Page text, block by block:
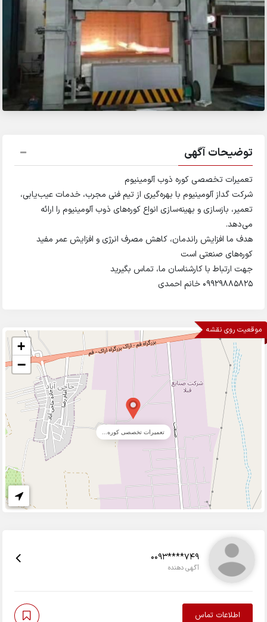
توضیحات آگهی
تعمیرات تخصصی کوره ذوب آلومینیوم
شرکت گداز آلومینیوم با بهره‌گیری از تیم فنی مجرب، خدمات عیب‌یابی،
تعمیر، بازسازی و بهینه‌سازی انواع کوره‌های ذوب آلومینیوم را ارائه
می‌دهد.
هدف ما افزایش راندمان، کاهش مصرف انرژی و افزایش عمر مفید
کوره‌های صنعتی است
جهت ارتباط با کارشناسان ما، تماس بگیرید
09929885825 خانم احمدی
موقعیت روی نقشه
تعمیرات تخصصی کوره...
+
−
0093****749
آگهی دهنده
اطلاعات تماس